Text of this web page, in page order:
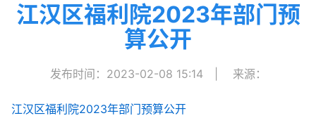
江汉区福利院2023年部门预
算公开
发布时间：2023-02-08 15:14 来源：
江汉区福利院2023年部门预算公开